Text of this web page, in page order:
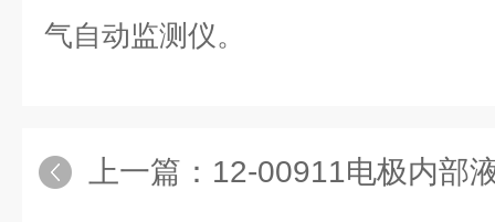
气自动监测仪。
上一篇： 12-00911电极内部